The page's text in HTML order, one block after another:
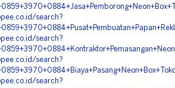
search?
search?
search?
search?